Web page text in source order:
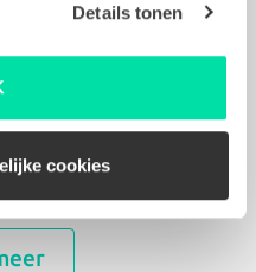
Details tonen
cookies
waardoor je altijd
hebt op het herstel